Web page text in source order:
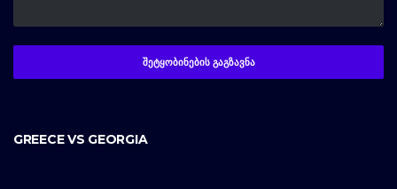
GREECE VS GEORGIA